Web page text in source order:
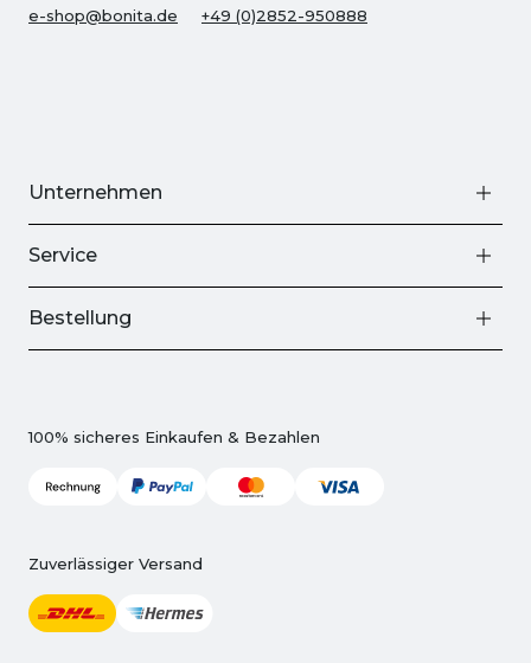
e-shop@bonita.de +49 (0)2852-950888
Unternehmen
Service
Bestellung
100% sicheres Einkaufen & Bezahlen
Zuverlässiger Versand